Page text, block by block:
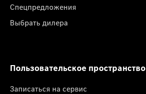
Спецпредложения
Выбрать дилера
Пользовательское пространство
Записаться на сервис